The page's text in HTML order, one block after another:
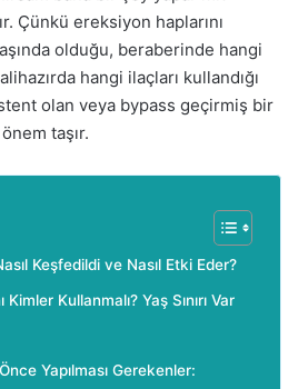
Çünkü ereksiyon haplarını
olduğu, beraberinde hangi
hangi ilaçları kullandığı
olan veya bypass geçirmiş bir
taşır.
Keşfedildi ve Nasıl Etki Eder?
Kullanmalı? Yaş Sınırı Var
Yapılması Gerekenler: